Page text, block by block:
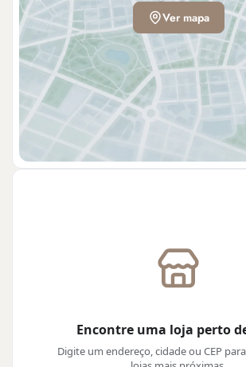
Encontre uma loja perto
Digite um endereço, cidade ou CEP
Ver mapa